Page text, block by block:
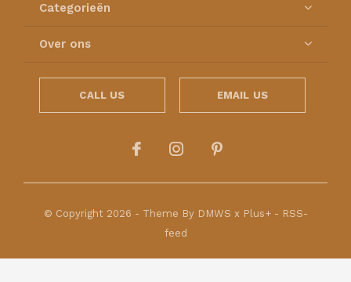
Categorieën
Over ons
CALL US EMAIL US
© Copyright 2026 - Theme By DMWS x Plus+- RSS-
feed